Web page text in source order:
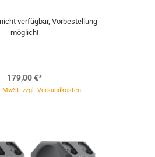
verfügbar, Vorbestellung
möglich!
179,00 €*
MwSt. zzgl. Versandkosten